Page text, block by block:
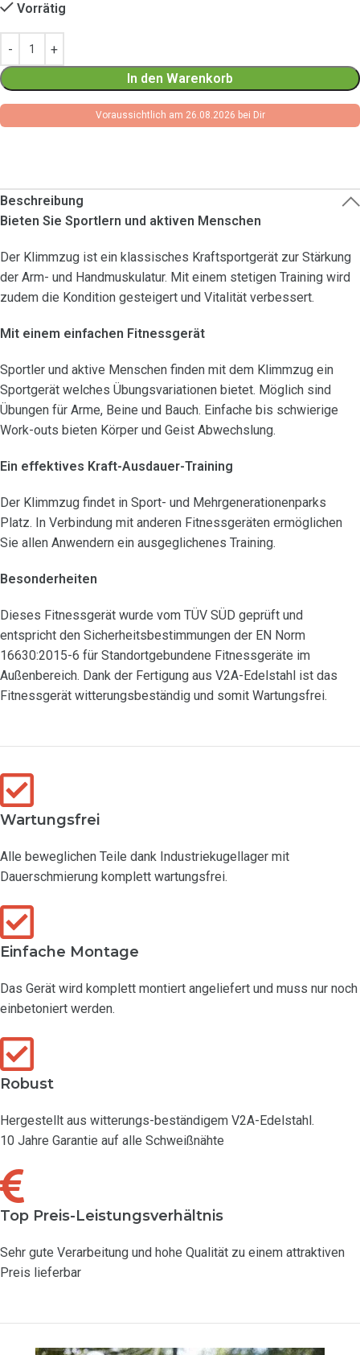
Vorrätig
In den Warenkorb
Voraussichtlich am 26.08.2026 bei Dir
Beschreibung
Bieten Sie Sportlern und aktiven Menschen
Der Klimmzug ist ein klassisches Kraftsportgerät zur Stärkung
der Arm- und Handmuskulatur. Mit einem stetigen Training wird
zudem die Kondition gesteigert und Vitalität verbessert.
Mit einem einfachen Fitnessgerät
Sportler und aktive Menschen finden mit dem Klimmzug ein
Sportgerät welches Übungsvariationen bietet. Möglich sind
Übungen für Arme, Beine und Bauch. Einfache bis schwierige
Work-outs bieten Körper und Geist Abwechslung.
Ein effektives Kraft-Ausdauer-Training
Der Klimmzug findet in Sport- und Mehrgenerationenparks
Platz. In Verbindung mit anderen Fitnessgeräten ermöglichen
Sie allen Anwendern ein ausgeglichenes Training.
Besonderheiten
Dieses Fitnessgerät wurde vom TÜV SÜD geprüft und
entspricht den Sicherheitsbestimmungen der EN Norm
16630:2015-6 für Standortgebundene Fitnessgeräte im
Außenbereich. Dank der Fertigung aus V2A-Edelstahl ist das
Fitnessgerät witterungsbeständig und somit Wartungsfrei.
Wartungsfrei
Alle beweglichen Teile dank Industriekugellager mit
Dauerschmierung komplett wartungsfrei.
Einfache Montage
Das Gerät wird komplett montiert angeliefert und muss nur noch
einbetoniert werden.
Robust
Hergestellt aus witterungs-beständigem V2A-Edelstahl.
10 Jahre Garantie auf alle Schweißnähte
Top Preis-Leistungsverhältnis
Sehr gute Verarbeitung und hohe Qualität zu einem attraktiven
Preis lieferbar